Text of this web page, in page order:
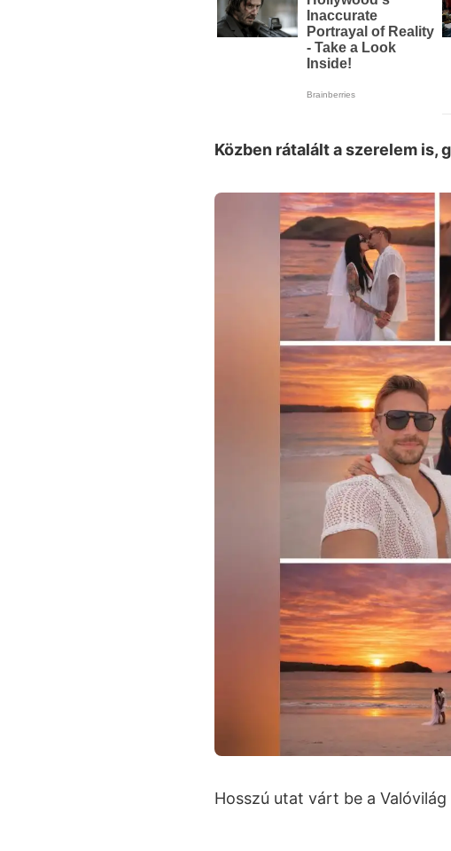
Közben rátalált a szerelem
Hosszú utat várt be a Valóvilág